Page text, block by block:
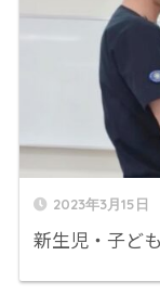
2023年3月15日
新生児・子ど